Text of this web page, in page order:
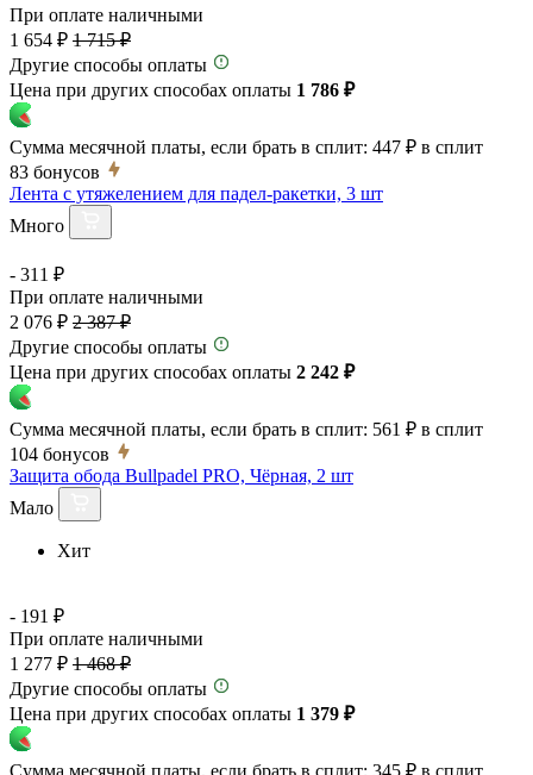
При оплате наличными
1 654 ₽ 1 715 ₽
Другие способы оплаты
Цена при других способах оплаты 1 786 ₽
Сумма месячной платы, если брать в сплит: 447 ₽ в сплит
83 бонусов
Лента с утяжелением для падел-ракетки, 3 шт
Много
- 311 ₽
При оплате наличными
2 076 ₽ 2 387 ₽
Другие способы оплаты
Цена при других способах оплаты 2 242 ₽
Сумма месячной платы, если брать в сплит: 561 ₽ в сплит
104 бонусов
Защита обода Bullpadel PRO, Чёрная, 2 шт
Мало
Хит
- 191 ₽
При оплате наличными
1 277 ₽ 1 468 ₽
Другие способы оплаты
Цена при других способах оплаты 1 379 ₽
Сумма месячной платы, если брать в сплит: 345 ₽ в сплит